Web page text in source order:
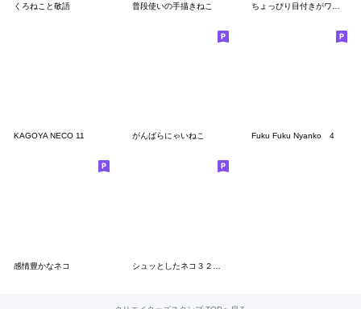
くろねこと敬語 普段使いの手描きねこ
KAGOYA NECO 11 がんばらにゃいねこ Fuku Fuku Nyanko 4
感情豊かなネコ